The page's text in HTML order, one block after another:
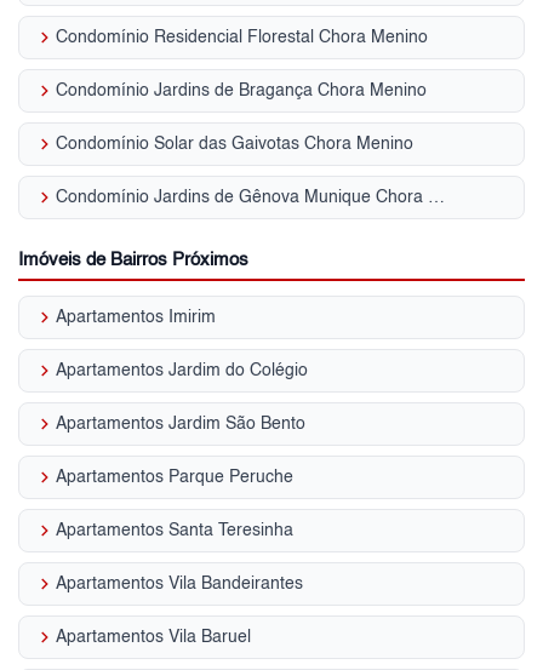
keyboard_arrow_right Condomínio Residencial Florestal Chora Menino
keyboard_arrow_right Condomínio Jardins de Bragança Chora Menino
keyboard_arrow_right Condomínio Solar das Gaivotas Chora Menino
keyboard_arrow_right Condomínio Jardins de Gênova Munique Chora Menino
Imóveis de Bairros Próximos
keyboard_arrow_right Apartamentos Imirim
keyboard_arrow_right Apartamentos Jardim do Colégio
keyboard_arrow_right Apartamentos Jardim São Bento
keyboard_arrow_right Apartamentos Parque Peruche
keyboard_arrow_right Apartamentos Santa Teresinha
keyboard_arrow_right Apartamentos Vila Bandeirantes
keyboard_arrow_right Apartamentos Vila Baruel